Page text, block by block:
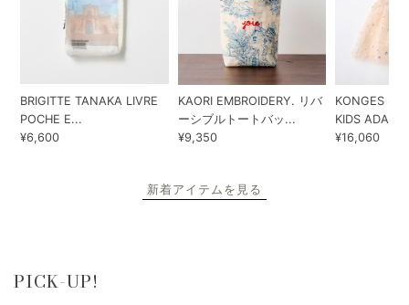
BRIGITTE TANAKA LIVRE
POCHE E...
¥6,600
KAORI EMBROIDERY. リバ
ーシブルトートバッ...
¥9,350
KONGES
KIDS ADA...
¥16,060
新着アイテムを見る
PICK-UP!